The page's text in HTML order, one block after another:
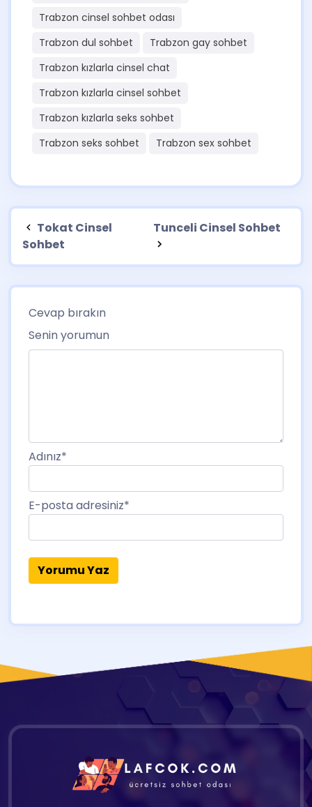
Trabzon cinsel sohbet odası
Trabzon dul sohbet
Trabzon gay sohbet
Trabzon kızlarla cinsel chat
Trabzon kızlarla cinsel sohbet
Trabzon kızlarla seks sohbet
Trabzon seks sohbet
Trabzon sex sohbet
Tokat Cinsel
Sohbet
Tunceli Cinsel Sohbet
Cevap bırakın
Senin yorumun
Adınız*
E-posta adresiniz*